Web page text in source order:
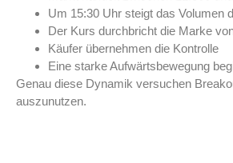
Um 15:30 Uhr steigt das Volumen
Der Kurs durchbricht die Marke
Käufer übernehmen die Kontrolle
Eine starke Aufwärtsbewegung
Genau diese Dynamik versuchen
auszunutzen.